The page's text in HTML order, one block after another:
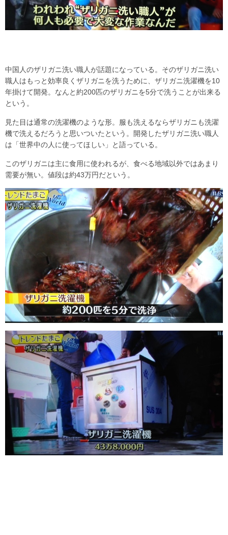
中国人のザリガニ洗い職人が話題になっている。そのザリガニ洗い
職人はもっと効率良くザリガニを洗うために、ザリガニ洗濯機を10
年掛けて開発。なんと約200匹のザリガニを5分で洗うことが出来る
という。
見た目は通常の洗濯機のような形。服も洗えるならザリガニも洗濯
機で洗えるだろうと思いついたという。開発したザリガニ洗い職人
は「世界中の人に使ってほしい」と語っている。
このザリガニは主に食用に使われるが、食べる地域以外ではあまり
需要が無い。値段は約43万円だという。